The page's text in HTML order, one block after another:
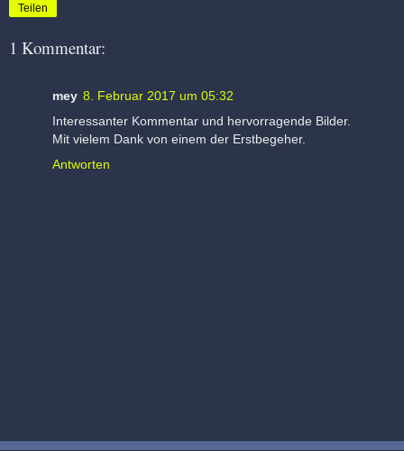
Teilen
1 Kommentar:
mey 8. Februar 2017 um 05:32
Interessanter Kommentar und hervorragende Bilder.
Mit vielem Dank von einem der Erstbegeher.
Antworten